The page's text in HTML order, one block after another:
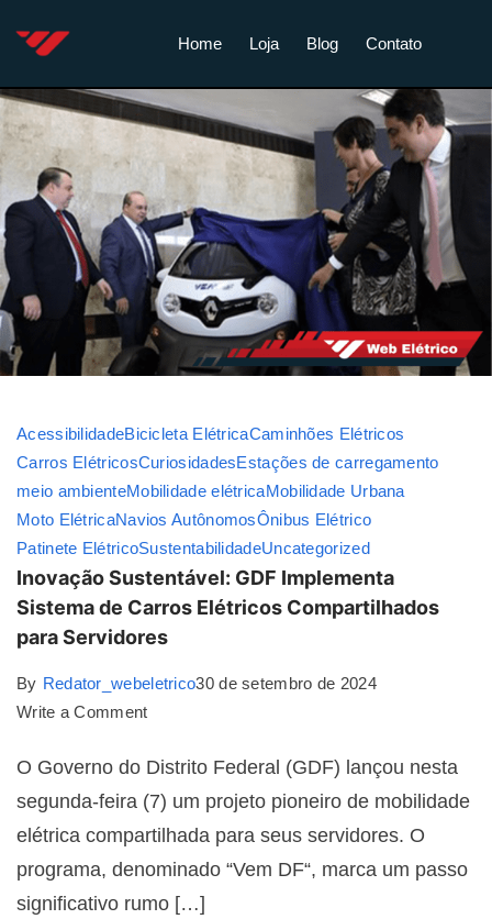
Home Loja Blog Contato
AcessibilidadeBicicleta ElétricaCaminhões Elétricos
Carros ElétricosCuriosidadesEstações de carregamento
meio ambienteMobilidade elétricaMobilidade Urbana
Moto ElétricaNavios AutônomosÔnibus Elétrico
Patinete ElétricoSustentabilidadeUncategorized
Inovação Sustentável: GDF Implementa
Sistema de Carros Elétricos Compartilhados
para Servidores
By Redator_webeletrico30 de setembro de 2024
Write a Comment
O Governo do Distrito Federal (GDF) lançou nesta
segunda-feira (7) um projeto pioneiro de mobilidade
elétrica compartilhada para seus servidores. O
programa, denominado “Vem DF“, marca um passo
significativo rumo […]